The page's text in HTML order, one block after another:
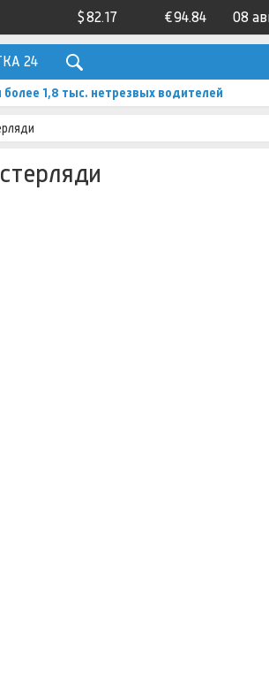
$82.17 €94.84 08
24
1,8 тыс. нетрезвых водителей